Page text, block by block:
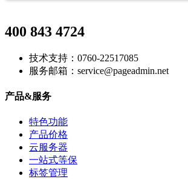
400 843 4724
技术支持：0760-22517085
服务邮箱：service@pageadmin.net
产品&服务
特色功能
产品价格
云服务器
一站式等保
标签管理